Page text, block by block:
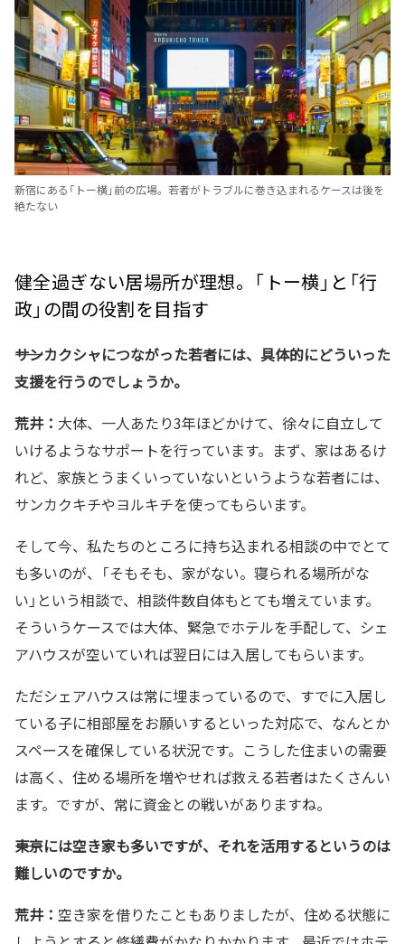
新宿にある「トー横」前の広場。若者がトラブルに巻き込まれるケースは後を
絶たない
健全過ぎない居場所が理想。「トー横」と「行
政」の間の役割を目指す
――サンカクシャにつながった若者には、具体的にどういった
支援を行うのでしょうか。
荒井： 大体、一人あたり3年ほどかけて、徐々に自立して
いけるようなサポートを行っています。まず、家はあるけ
れど、家族とうまくいっていないというような若者には、
サンカクキチやヨルキチを使ってもらいます。
そして今、私たちのところに持ち込まれる相談の中でとて
も多いのが、「そもそも、家がない。寝られる場所がな
い」という相談で、相談件数自体もとても増えています。
そういうケースでは大体、緊急でホテルを手配して、シェ
アハウスが空いていれば翌日には入居してもらいます。
ただシェアハウスは常に埋まっているので、すでに入居し
ている子に相部屋をお願いするといった対応で、なんとか
スペースを確保している状況です。こうした住まいの需要
は高く、住める場所を増やせれば救える若者はたくさんい
ます。ですが、常に資金との戦いがありますね。
――東京には空き家も多いですが、それを活用するというのは
難しいのですか。
荒井： 空き家を借りたこともありましたが、住める状態に